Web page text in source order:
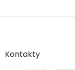
Z
aKontakty